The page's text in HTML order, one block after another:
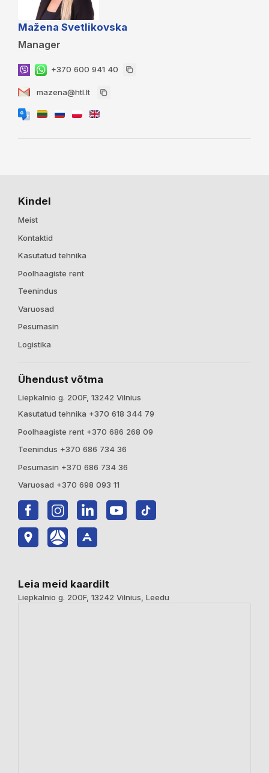
Mažena Svetlikovska
Manager
+370 600 941 40
mazena@htl.lt
Kindel
Meist
Kontaktid
Kasutatud tehnika
Poolhaagiste rent
Teenindus
Varuosad
Pesumasin
Logistika
Ühendust võtma
Liepkalnio g. 200F, 13242 Vilnius
Kasutatud tehnika +370 618 344 79
Poolhaagiste rent +370 686 268 09
Teenindus +370 686 734 36
Pesumasin +370 686 734 36
Varuosad +370 698 093 11
Leia meid kaardilt
Liepkalnio g. 200F, 13242 Vilnius, Leedu